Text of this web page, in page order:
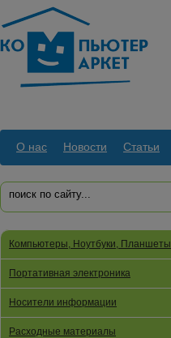
О нас Новости Статьи
Компьютеры, Ноутбуки, Планшеты
Портативная электроника
Носители информации
Расходные материалы